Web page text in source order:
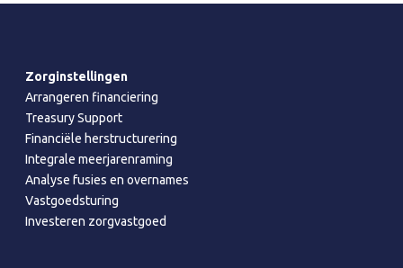
Zorginstellingen
Arrangeren financiering
Treasury Support
Financiële herstructurering
Integrale meerjarenraming
Analyse fusies en overnames
Vastgoedsturing
Investeren zorgvastgoed